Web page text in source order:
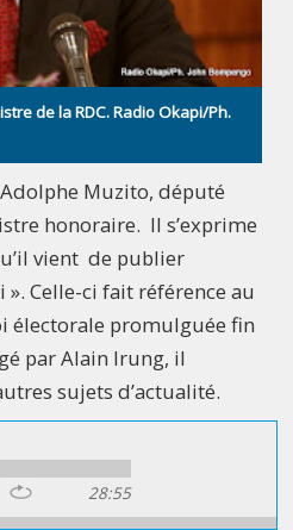
de la RDC. Radio Okapi/Ph.
Muzito, député
honoraire. Il s’exprime
vient de publier
Celle-ci fait référence au
électorale promulguée fin
par Alain Irung, il
sujets d’actualité.
28:55